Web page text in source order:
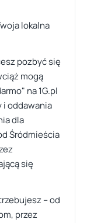
lokalna
pozbyć się
mogą
na 1G.pl
i oddawania
dla
Śródmieścia
się
– od
przez